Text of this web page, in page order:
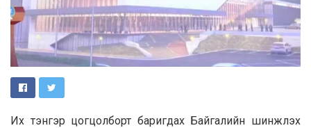
Их тэнгэр цогцолборт баригдах Байгалийн шинжлэх